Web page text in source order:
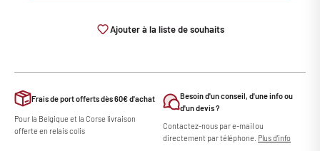
Ajouter à la liste de souhaits
Frais de port offerts dès 60€ d'achat
Pour la Belgique et la Corse livraison
offerte en relais colis
Besoin d'un conseil, d'une info ou
d'un devis ?
Contactez-nous par e-mail ou
directement par téléphone. Plus d'info